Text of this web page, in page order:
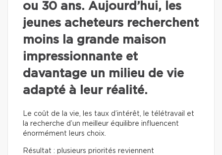
ou 30 ans. Aujourd’hui, les
jeunes acheteurs recherchent
moins la grande maison
impressionnante et
davantage un milieu de vie
adapté à leur réalité.
Le coût de la vie, les taux d’intérêt, le télétravail et
la recherche d’un meilleur équilibre influencent
énormément leurs choix.
Résultat : plusieurs priorités reviennent